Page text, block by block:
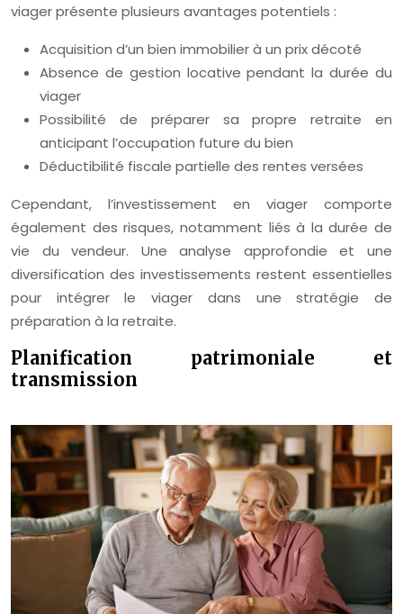
viager présente plusieurs avantages potentiels :
Acquisition d’un bien immobilier à un prix décoté
Absence de gestion locative pendant la durée du
viager
Possibilité de préparer sa propre retraite en
anticipant l’occupation future du bien
Déductibilité fiscale partielle des rentes versées
Cependant, l’investissement en viager comporte
également des risques, notamment liés à la durée de
vie du vendeur. Une analyse approfondie et une
diversification des investissements restent essentielles
pour intégrer le viager dans une stratégie de
préparation à la retraite.
Planification patrimoniale et
transmission